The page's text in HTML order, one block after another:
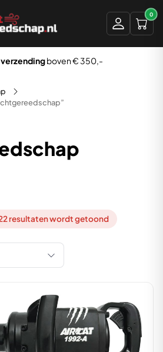
0
Scherp geprijsd
22 resultaten wordt getoond